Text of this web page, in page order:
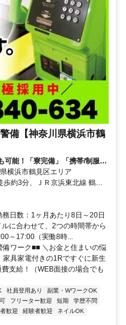
備【神奈川県横浜市鶴
可能！「寮完備」「携帯/制服貸
横浜市鶴見区エリア
約3分、ＪＲ京浜東北線 鶴見
東口徒歩約3分 神奈川県横浜市
駅、花月園前駅)
日数：1ヶ月あたり8日～20日
に合わせて、2つの時間帯から
～17:00（実働8時...
ワーク■■ ＼お金と住まいの悩
具家電付きの1Rですぐに新生
支給！（WEB面接の場合でも
社員登用あり
副業・WワークOK
フリーター歓迎 短期
学歴不問
歓迎 経験者歓迎
ネイルOK